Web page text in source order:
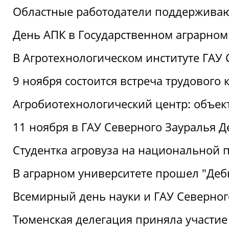
Областные работодатели
День АПК в Государственном
В Агротехнологическом институте
9 ноября состоится встреча трудового
Агробиотехнологический центр:
11 ноября в ГАУ Северного Зауралья
Студентка агровуза на национальной
В аграрном университете прошел
Всемирный день науки и ГАУ
Тюменская делегация приняла